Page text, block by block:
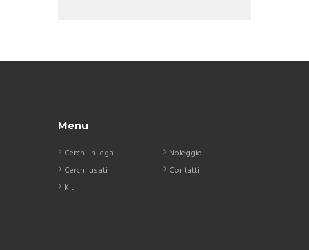
Menu
Cerchi in lega
Cerchi usati
Kit
Noleggio
Contatti